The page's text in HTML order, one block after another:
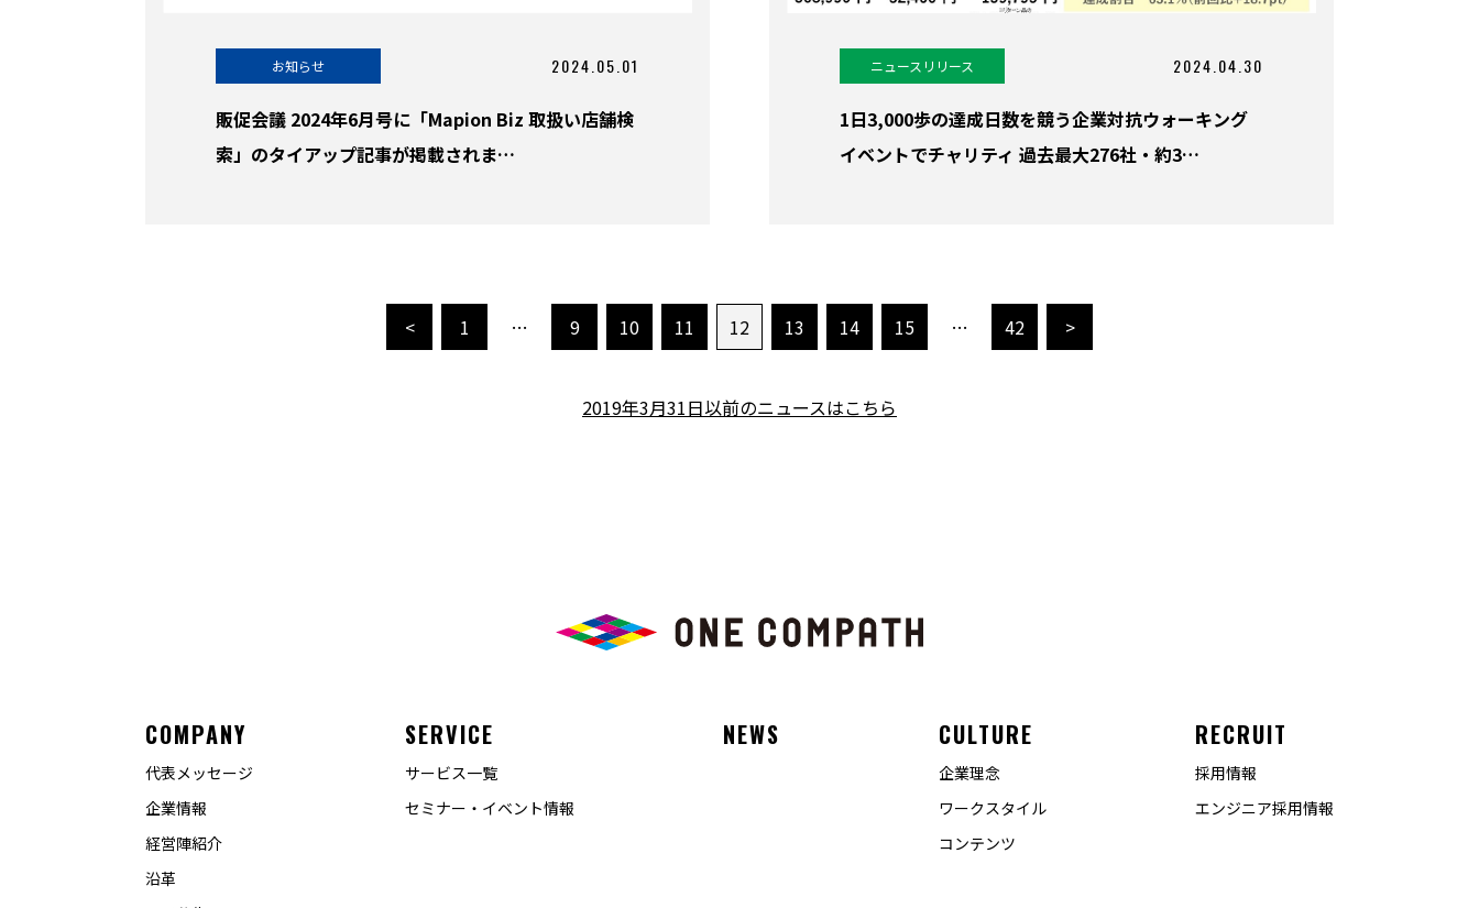
お知らせ 2024.05.01
販促会議 2024年6月号に「Mapion Biz 取扱い店舗検
索」のタイアップ記事が掲載されま…
ニュースリリース 2024.04.30
1日3,000歩の達成日数を競う企業対抗ウォーキング
イベントでチャリティ 過去最大276社・約3…
< 1 … 9 10 11 12 13 14 15 … 42 >
2019年3月31日以前のニュースはこちら
COMPANY
代表メッセージ
企業情報
経営陣紹介
沿革
SERVICE
サービス一覧
セミナー・イベント情報
NEWS CULTURE
企業理念
ワークスタイル
コンテンツ
RECRUIT
採用情報
エンジニア採用情報